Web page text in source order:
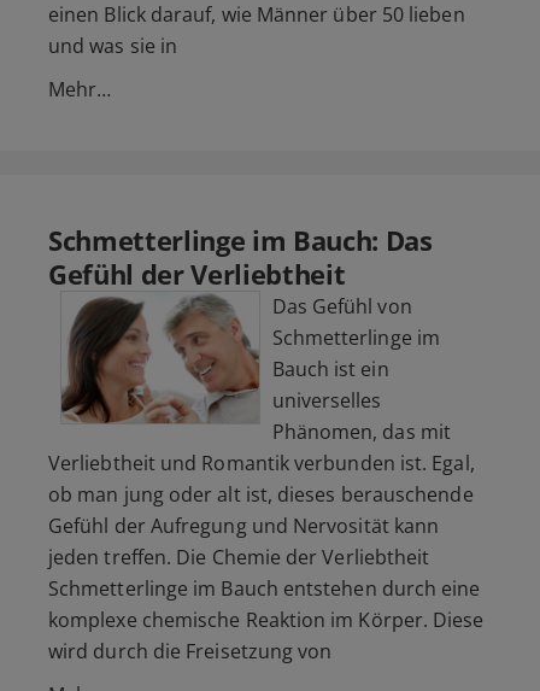
einen Blick darauf, wie Männer über 50 lieben
und was sie in
Mehr…
Schmetterlinge im Bauch: Das
Gefühl der Verliebtheit
Das Gefühl von
Schmetterlinge im
Bauch ist ein
universelles
Phänomen, das mit
Verliebtheit und Romantik verbunden ist. Egal,
ob man jung oder alt ist, dieses berauschende
Gefühl der Aufregung und Nervosität kann
jeden treffen. Die Chemie der Verliebtheit
Schmetterlinge im Bauch entstehen durch eine
komplexe chemische Reaktion im Körper. Diese
wird durch die Freisetzung von